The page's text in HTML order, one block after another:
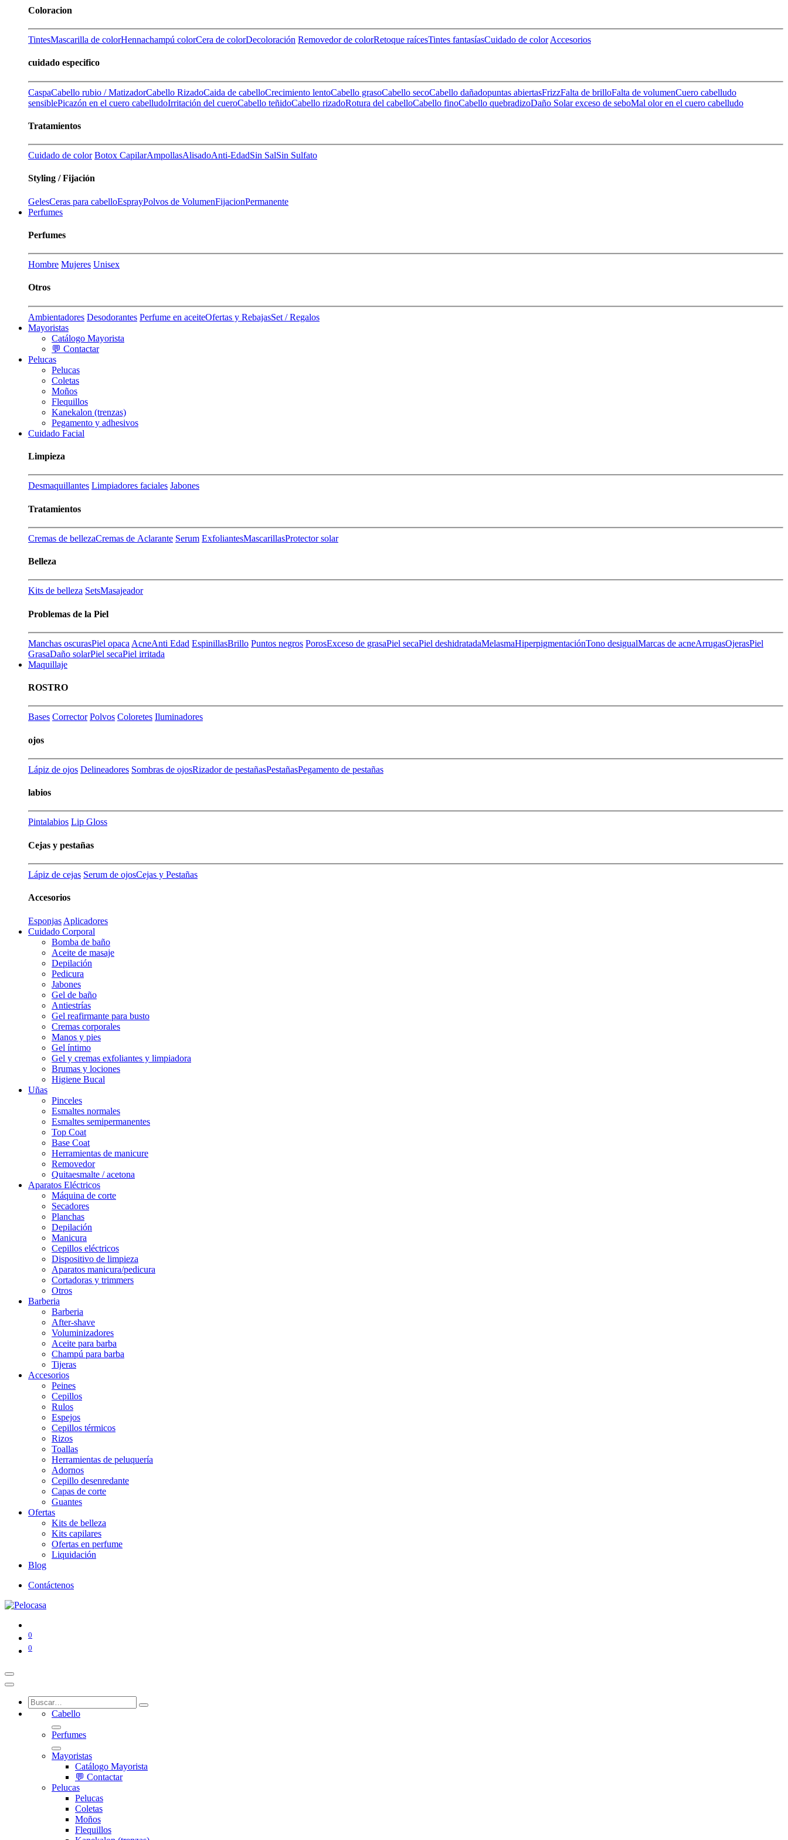
Coloracion
TintesMascarilla de colorHennachampú colorCera de colorDecoloración Removedor de colorRetoque raícesTintes fantasíasCuidado de color Accesorios
cuidado especifico
CaspaCabello rubio / MatizadorCabello RizadoCaida de cabelloCrecimiento lentoCabello grasoCabello secoCabello dañadopuntas abiertasFrizzFalta de brilloFalta de volumenCuero cabelludo
sensiblePicazón en el cuero cabelludoIrritación del cueroCabello teñidoCabello rizadoRotura del cabelloCabello finoCabello quebradizoDaño Solarexceso de seboMal olor en el cuero cabelludo
Tratamientos
Cuidado de color Botox CapilarAmpollasAlisadoAnti-EdadSin SalSin Sulfato
Styling / Fijación
GelesCeras para cabelloEsprayPolvos de VolumenFijacionPermanente
Perfumes
Perfumes
Hombre Mujeres Unisex
Otros
Ambientadores Desodorantes Perfume en aceiteOfertas y RebajasSet / Regalos
Mayoristas
Catálogo Mayorista
💬 Contactar
Pelucas
Pelucas
Coletas
Moños
Flequillos
Kanekalon (trenzas)
Pegamento y adhesivos
Cuidado Facial
Limpieza
Desmaquillantes Limpiadores faciales Jabones
Tratamientos
Cremas de bellezaCremas de Aclarante Serum ExfoliantesMascarillasProtector solar
Belleza
Kits de belleza SetsMasajeador
Problemas de la Piel
Manchas oscurasPiel opaca AcneAnti Edad EspinillasBrillo Puntos negros PorosExceso de grasaPiel secaPiel deshidratadaMelasmaHiperpigmentaciónTono desigualMarcas de acneArrugasOjerasPiel
GrasaDaño solarPiel secaPiel irritada
Maquillaje
ROSTRO
Bases Corrector Polvos Coloretes Iluminadores
ojos
Lápiz de ojos Delineadores Sombras de ojosRizador de pestañasPestañasPegamento de pestañas
labios
Pintalabios Lip Gloss
Cejas y pestañas
Lápiz de cejas Serum de ojosCejas y Pestañas
Accesorios
Esponjas Aplicadores
Cuidado Corporal
Bomba de baño
Aceite de masaje
Depilación
Pedicura
Jabones
Gel de baño
Antiestrías
Gel reafirmante para busto
Cremas corporales
Manos y pies
Gel íntimo
Gel y cremas exfoliantes y limpiadora
Brumas y lociones
Higiene Bucal
Uñas
Pinceles
Esmaltes normales
Esmaltes semipermanentes
Top Coat
Base Coat
Herramientas de manicure
Removedor
Quitaesmalte / acetona
Aparatos Eléctricos
Máquina de corte
Secadores
Planchas
Depilación
Manicura
Cepillos eléctricos
Dispositivo de limpieza
Aparatos manicura/pedicura
Cortadoras y trimmers
Otros
Barberia
Barberia
After-shave
Voluminizadores
Aceite para barba
Champú para barba
Tijeras
Accesorios
Peines
Cepillos
Rulos
Espejos
Cepillos térmicos
Rizos
Toallas
Herramientas de peluquería
Adornos
Cepillo desenredante
Capas de corte
Guantes
Ofertas
Kits de belleza
Kits capilares
Ofertas en perfume
Liquidación
Blog
Contáctenos
0
0
Cabello
Perfumes
Mayoristas
Catálogo Mayorista
💬 Contactar
Pelucas
Pelucas
Coletas
Moños
Flequillos